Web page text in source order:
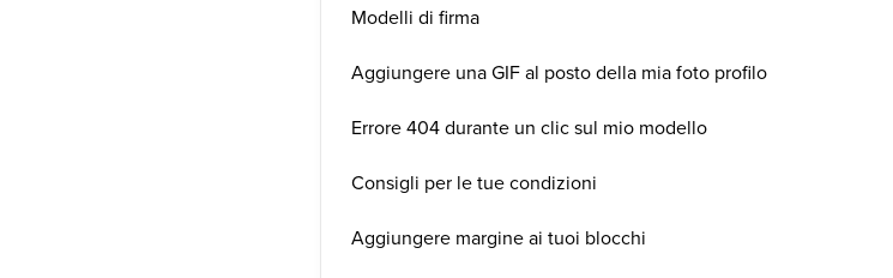
Modelli di firma
Aggiungere una GIF al posto della mia foto profilo
Errore 404 durante un clic sul mio modello
Consigli per le tue condizioni
Aggiungere margine ai tuoi blocchi